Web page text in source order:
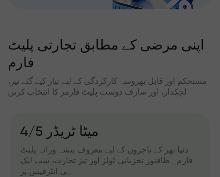
اپنی مرضی کے مطابق تجارتی پلیٹ
فارم
مستحکم اور قابل بھروسہ کارکردگی کے لیے تیار کیے گئے تیز،
لچکدار، اور صارف دوست پلیٹ فارمز کا انتخاب کریں
میٹا ٹریڈر 4/5
دنیا بھر کے تاجروں کے لیے معروف پیشہ ورانہ پلیٹ
فارم۔ طاقتور تجزیاتی ٹولز اور تیز تجارت، سب ایک
ہی انٹرفیس پر